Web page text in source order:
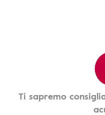
Ti sapremo